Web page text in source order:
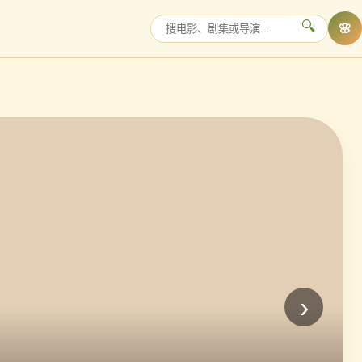
🔍 🌸
›